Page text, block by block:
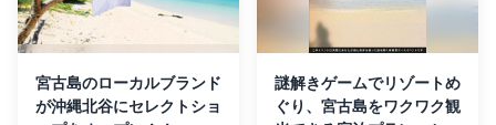
宮古島のローカルブランド
が沖縄北谷にセレクトショ
謎解きゲームでリゾートめ
ぐり、宮古島をワクワク観